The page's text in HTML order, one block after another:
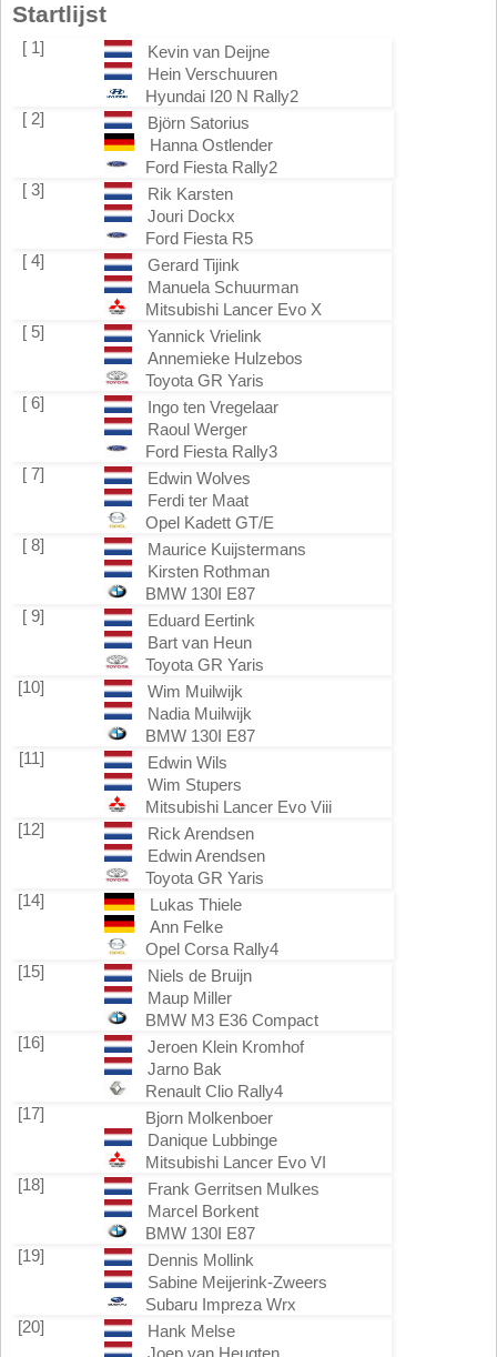
Startlijst
[ 1]
Kevin van Deijne
Hein Verschuuren
Hyundai I20 N Rally2
[ 2]
Björn Satorius
Hanna Ostlender
Ford Fiesta Rally2
[ 3]
Rik Karsten
Jouri Dockx
Ford Fiesta R5
[ 4]
Gerard Tijink
Manuela Schuurman
Mitsubishi Lancer Evo X
[ 5]
Yannick Vrielink
Annemieke Hulzebos
Toyota GR Yaris
[ 6]
Ingo ten Vregelaar
Raoul Werger
Ford Fiesta Rally3
[ 7]
Edwin Wolves
Ferdi ter Maat
Opel Kadett GT/E
[ 8]
Maurice Kuijstermans
Kirsten Rothman
BMW 130I E87
[ 9]
Eduard Eertink
Bart van Heun
Toyota GR Yaris
[10]
Wim Muilwijk
Nadia Muilwijk
BMW 130I E87
[11]
Edwin Wils
Wim Stupers
Mitsubishi Lancer Evo Viii
[12]
Rick Arendsen
Edwin Arendsen
Toyota GR Yaris
[14]
Lukas Thiele
Ann Felke
Opel Corsa Rally4
[15]
Niels de Bruijn
Maup Miller
BMW M3 E36 Compact
[16]
Jeroen Klein Kromhof
Jarno Bak
Renault Clio Rally4
[17]
Bjorn Molkenboer
Danique Lubbinge
Mitsubishi Lancer Evo VI
[18]
Frank Gerritsen Mulkes
Marcel Borkent
BMW 130I E87
[19]
Dennis Mollink
Sabine Meijerink-Zweers
Subaru Impreza Wrx
[20]
Hank Melse
Joep van Heugten